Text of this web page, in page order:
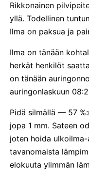
Rikkonainen
yllä. Todellinen
Ilma on paksua ja
Ilma on tänään
herkät henkilöt
on tänään
auringonlaskuun
Pidä silmällä — 57
jopa 1 mm. Sateen
joten hoida
tavanomaista
elokuuta ylimmän